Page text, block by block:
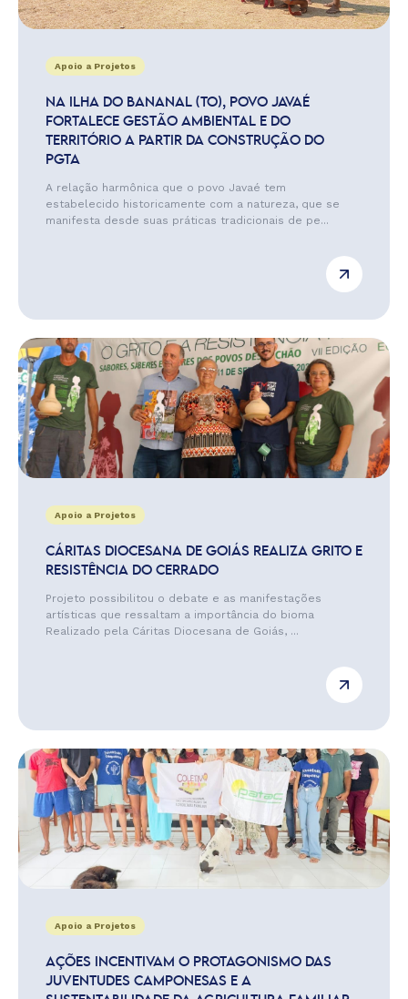
Apoio a Projetos
NA ILHA DO BANANAL (TO), POVO JAVAÉ
FORTALECE GESTÃO AMBIENTAL E DO
TERRITÓRIO A PARTIR DA CONSTRUÇÃO DO
PGTA
A relação harmônica que o povo Javaé tem
estabelecido historicamente com a natureza, que se
manifesta desde suas práticas tradicionais de pe...
Apoio a Projetos
CÁRITAS DIOCESANA DE GOIÁS REALIZA GRITO E
RESISTÊNCIA DO CERRADO
Projeto possibilitou o debate e as manifestações
artísticas que ressaltam a importância do bioma
Realizado pela Cáritas Diocesana de Goiás, ...
Apoio a Projetos
AÇÕES INCENTIVAM O PROTAGONISMO DAS
JUVENTUDES CAMPONESAS E A